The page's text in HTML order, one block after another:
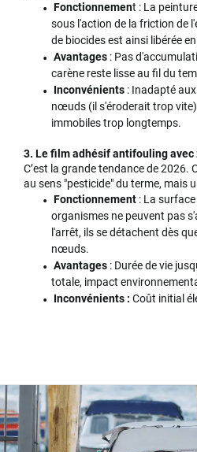
Fonctionnement : La
sous l'action de la friction de
de biocides est ainsi libérée
Avantages : Pas
carène reste lisse au fil du
Inconvénients : Inadapté
nœuds (il s'éroderait trop
immobiles trop longtemps.
3. Le film adhésif antifouling avec
C’est la grande tendance de 2026.
au sens "pesticide" du terme, mais
Fonctionnement : La
organismes ne peuvent pas
l'arrêt, ils se détachent dès
nœuds.
Avantages : Durée de vie
totale, impact
Inconvénients : Coût initial